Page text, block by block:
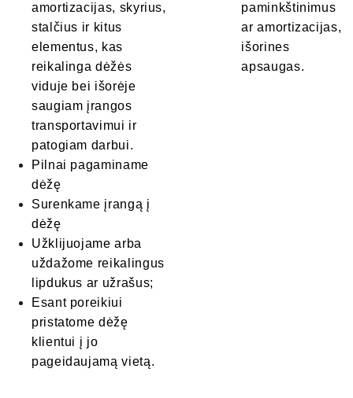
amortizacijas, skyrius,
stalčius ir kitus
elementus, kas
reikalinga dėžės
viduje bei išorėje
saugiam įrangos
transportavimui ir
patogiam darbui.
Pilnai pagaminame
dėžę
Surenkame įrangą į
dėžę
Užklijuojame arba
uždažome reikalingus
lipdukus ar užrašus;
Esant poreikiui
pristatome dėžę
klientui į jo
pageidaujamą vietą.
paminkštinimus
ar amortizacijas,
išorines
apsaugas.